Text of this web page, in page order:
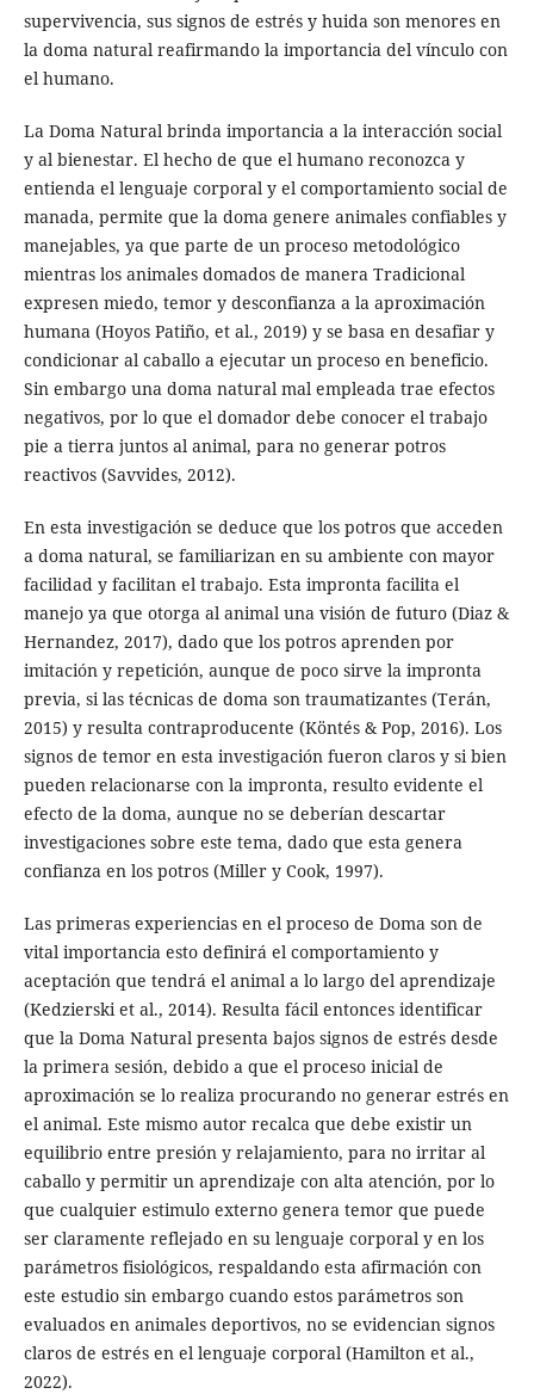
supervivencia, sus signos de estrés y huida son menores en
la doma natural reafirmando la importancia del vínculo con
el humano.
La Doma Natural brinda importancia a la interacción social
y al bienestar. El hecho de que el humano reconozca y
entienda el lenguaje corporal y el comportamiento social de
manada, permite que la doma genere animales confiables y
manejables, ya que parte de un proceso metodológico
mientras los animales domados de manera Tradicional
expresen miedo, temor y desconfianza a la aproximación
humana (Hoyos Patiño, et al., 2019) y se basa en desafiar y
condicionar al caballo a ejecutar un proceso en beneficio.
Sin embargo una doma natural mal empleada trae efectos
negativos, por lo que el domador debe conocer el trabajo
pie a tierra juntos al animal, para no generar potros
reactivos (Savvides, 2012).
En esta investigación se deduce que los potros que acceden
a doma natural, se familiarizan en su ambiente con mayor
facilidad y facilitan el trabajo. Esta impronta facilita el
manejo ya que otorga al animal una visión de futuro (Diaz &
Hernandez, 2017), dado que los potros aprenden por
imitación y repetición, aunque de poco sirve la impronta
previa, si las técnicas de doma son traumatizantes (Terán,
2015) y resulta contraproducente (Köntés & Pop, 2016). Los
signos de temor en esta investigación fueron claros y si bien
pueden relacionarse con la impronta, resulto evidente el
efecto de la doma, aunque no se deberían descartar
investigaciones sobre este tema, dado que esta genera
confianza en los potros (Miller y Cook, 1997).
Las primeras experiencias en el proceso de Doma son de
vital importancia esto definirá el comportamiento y
aceptación que tendrá el animal a lo largo del aprendizaje
(Kedzierski et al., 2014). Resulta fácil entonces identificar
que la Doma Natural presenta bajos signos de estrés desde
la primera sesión, debido a que el proceso inicial de
aproximación se lo realiza procurando no generar estrés en
el animal. Este mismo autor recalca que debe existir un
equilibrio entre presión y relajamiento, para no irritar al
caballo y permitir un aprendizaje con alta atención, por lo
que cualquier estimulo externo genera temor que puede
ser claramente reflejado en su lenguaje corporal y en los
parámetros fisiológicos, respaldando esta afirmación con
este estudio sin embargo cuando estos parámetros son
evaluados en animales deportivos, no se evidencian signos
claros de estrés en el lenguaje corporal (Hamilton et al.,
2022).